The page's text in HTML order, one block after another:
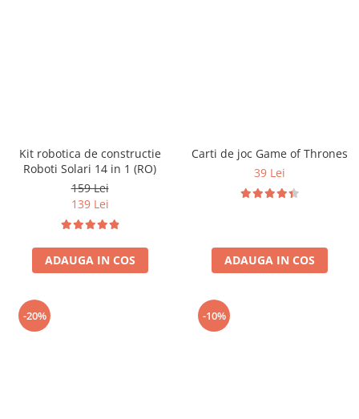
Kit robotica de constructie
Roboti Solari 14 in 1 (RO)
159 Lei
139 Lei
ADAUGA IN COS
Carti de joc Game of Thrones
39 Lei
ADAUGA IN COS
-20% -10%